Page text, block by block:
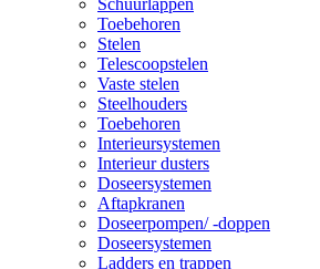
Schuurlappen
Toebehoren
Stelen
Telescoopstelen
Vaste stelen
Steelhouders
Toebehoren
Interieursystemen
Interieur dusters
Doseersystemen
Aftapkranen
Doseerpompen/ -doppen
Doseersystemen
Ladders en trappen